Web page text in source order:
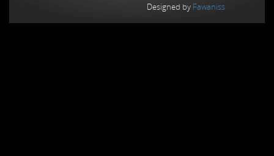
Designed by Fawaniss